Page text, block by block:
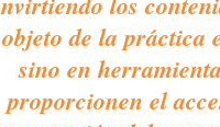
de la práctica
sino en
proporcionen el